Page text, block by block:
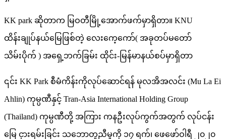
KK park ဆိုတာက မြဝတီမြို့အောက်ဖက်မှာရှိတာ။ KNU
ထိန်းချုပ်နယ်မြေဖြစ်တဲ့ လေးကေ့ကော်( အခုတပ်မတော်
သိမ်းပိုက် ) အရှေ့ဘက်ခြမ်း ထိုင်း-မြန်မာနယ်စပ်မှာရှိတာ
၎င်း KK Park စီမံကိန်းကိုလုပ်ဆောင်ရန် မုလအိအလင်း (Mu La Ei
Ahlin) ကုမ္ပဏီနှင့် Tran-Asia International Holding Group
(Thailand) ကုမ္ပဏီတို့ အကြား ကနဦးလုပ်ကွက်အတွက် လုပ်ငန်း
မြေ ငှားရမ်းခြင်း သဘောတူညီမှုကို ၁၇ ရက်၊ ဖေဖော်ဝါရီ ၂၀၂၀